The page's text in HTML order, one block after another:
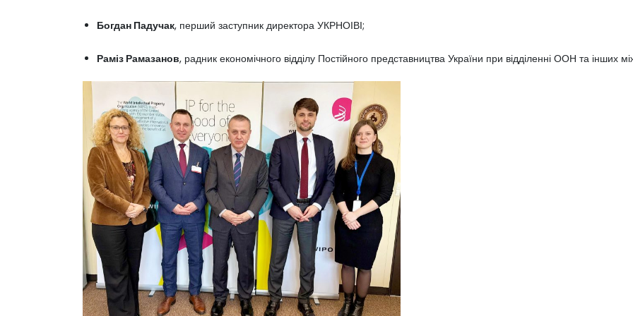
Богдан Падучак, перший заступник директора УКРНОІВІ;
Раміз Рамазанов, радник економічного відділу Постійного представництва України при відділенні ООН та інших